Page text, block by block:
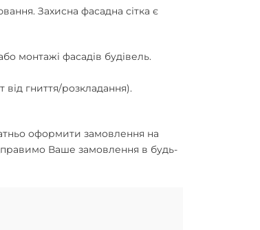
Захисна фасадна сітка є
монтажі фасадів будівель.
від гниття/розкладання).
оформити замовлення на
Ваше замовлення в будь-